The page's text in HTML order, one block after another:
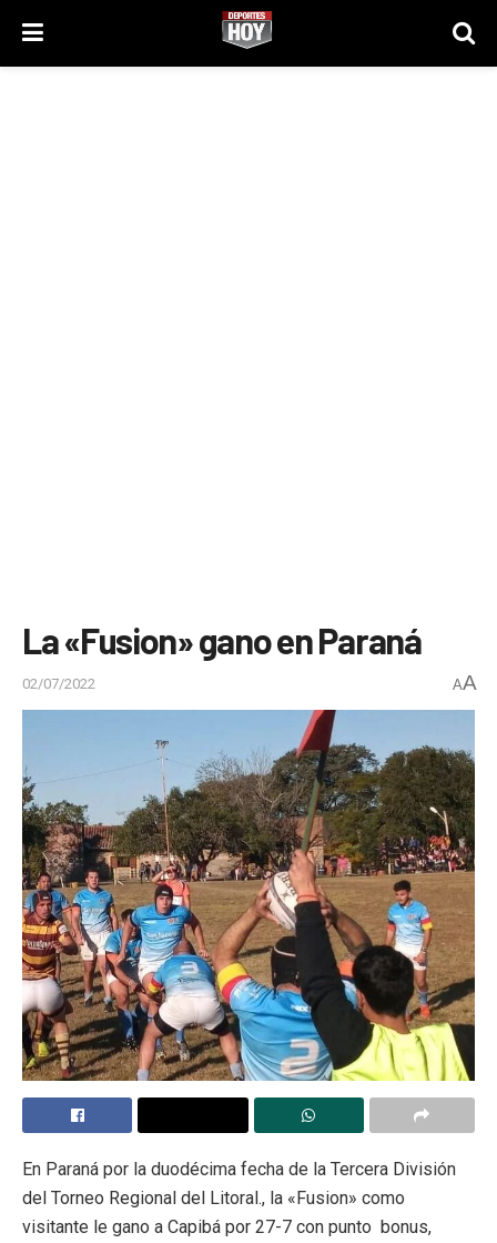
La «Fusion» gano en Paraná
02/07/2022 AA
En Paraná por la duodécima fecha de la Tercera División
del Torneo Regional del Litoral., la «Fusion» como
visitante le gano a Capibá por 27-7 con punto bonus,